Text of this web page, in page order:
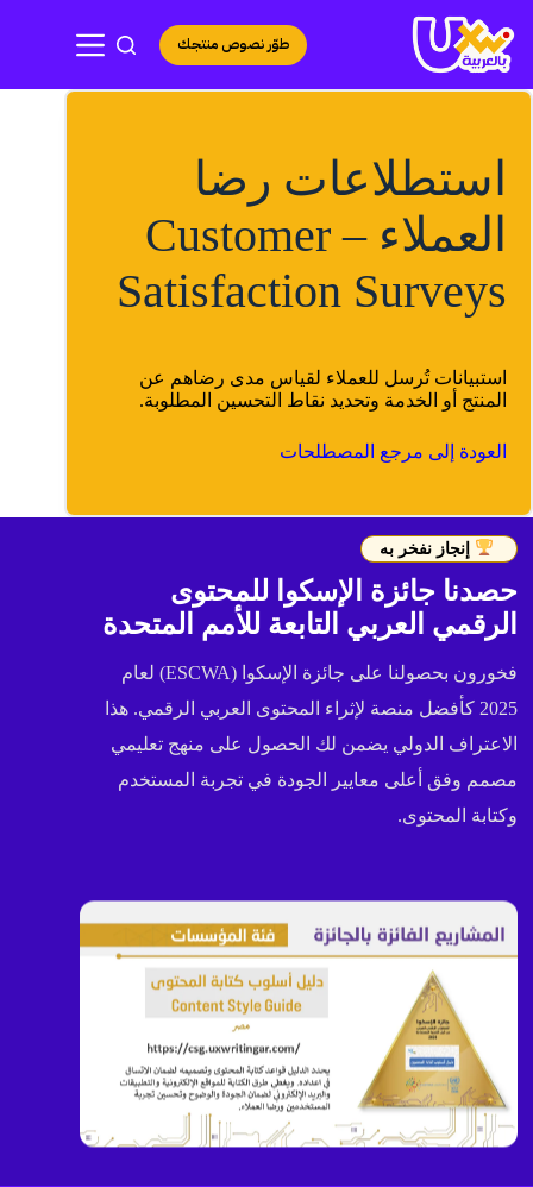
إلى
المحتوى
طوّر نصوص منتجك
استطلاعات رضا
العملاء – Customer
Satisfaction Surveys
استبيانات تُرسل للعملاء لقياس مدى رضاهم عن
المنتج أو الخدمة وتحديد نقاط التحسين المطلوبة.
العودة إلى مرجع المصطلحات
إنجاز نفخر به
حصدنا جائزة الإسكوا للمحتوى
الرقمي العربي التابعة للأمم المتحدة
فخورون بحصولنا على جائزة الإسكوا (ESCWA) لعام
2025 كأفضل منصة لإثراء المحتوى العربي الرقمي. هذا
الاعتراف الدولي يضمن لك الحصول على منهج تعليمي
مصمم وفق أعلى معايير الجودة في تجربة المستخدم
وكتابة المحتوى.